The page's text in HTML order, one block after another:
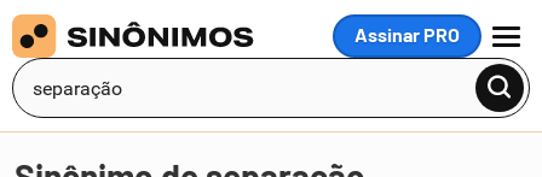
Assinar PRO
MENU